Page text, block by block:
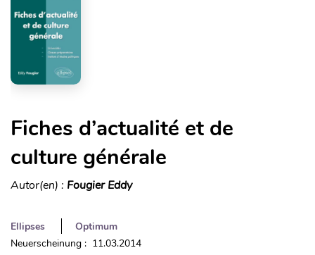
Fiches d’actualité et de
culture générale
Autor(en) : Fougier Eddy
Ellipses
Optimum
Neuerscheinung : 11.03.2014